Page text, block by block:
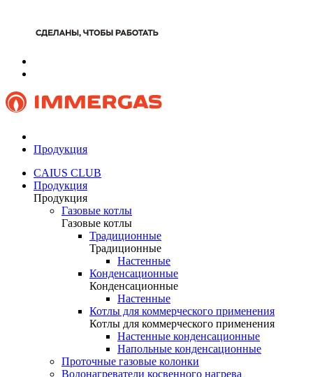
Продукция
CAIUS CLUB
Продукция
Продукция
Газовые котлы
Газовые котлы
Традиционные
Традиционные
Настенные
Конденсационные
Конденсационные
Настенные
Котлы для коммерческого применения
Котлы для коммерческого применения
Настенные конденсационные
Напольные конденсационные
Проточные газовые колонки
Водонагреватели косвенного нагрева